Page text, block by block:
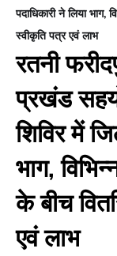
पदाधिकारी ने लिया भाग,
स्वीकृति पत्र एवं लाभ
रतनी
प्रखंड
शिविर में
भाग,
के बीच
एवं लाभ